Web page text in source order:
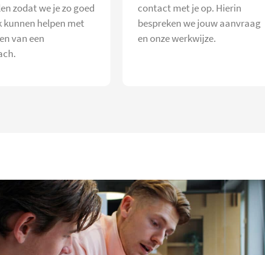
zodat we je zo goed
kunnen helpen met
van een
contact met je op. Hierin
bespreken we jouw aanvraag
en onze werkwijze.